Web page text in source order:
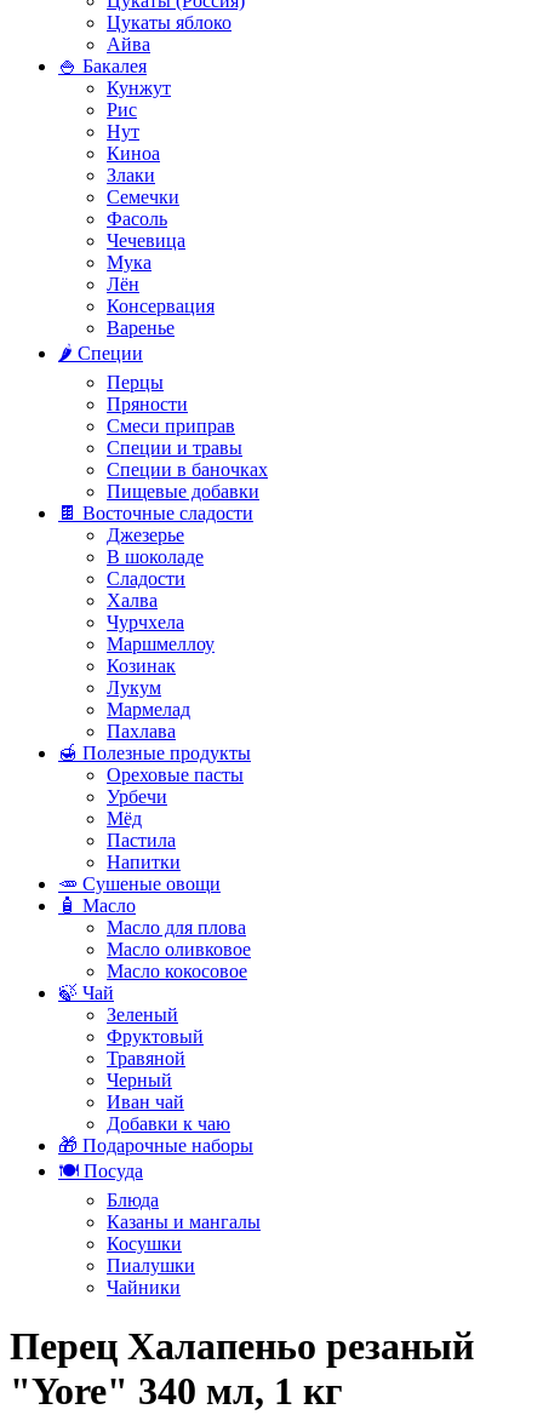
Цукаты яблоко
Айва
🍚 Бакалея
Кунжут
Рис
Нут
Киноа
Злаки
Семечки
Фасоль
Чечевица
Мука
Лён
Консервация
Варенье
🌶️ Специи
Перцы
Пряности
Смеси приправ
Специи и травы
Специи в баночках
Пищевые добавки
🍫 Восточные сладости
Джезерье
В шоколаде
Сладости
Халва
Чурчхела
Маршмеллоу
Козинак
Лукум
Мармелад
Пахлава
🍯 Полезные продукты
Ореховые пасты
Урбечи
Мёд
Пастила
Напитки
🥕 Сушеные овощи
🧴 Масло
Масло для плова
Масло оливковое
Масло кокосовое
🍃 Чай
Зеленый
Фруктовый
Травяной
Черный
Иван чай
Добавки к чаю
🎁 Подарочные наборы
🍽️ Посуда
Блюда
Казаны и мангалы
Косушки
Пиалушки
Чайники
Перец Халапеньо резаный
"Yore" 340 мл, 1 кг